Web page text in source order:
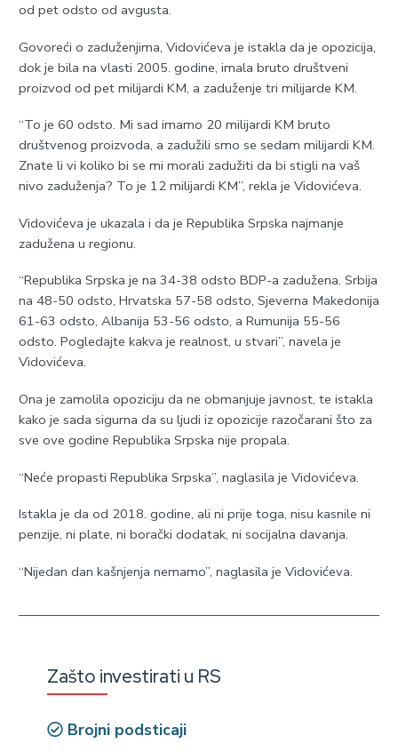
od pet odsto od avgusta.
Govoreći o zaduženjima, Vidovićeva je istakla da je opozicija,
dok je bila na vlasti 2005. godine, imala bruto društveni
proizvod od pet milijardi KM, a zaduženje tri milijarde KM.
“To je 60 odsto. Mi sad imamo 20 milijardi KM bruto
društvenog proizvoda, a zadužili smo se sedam milijardi KM.
Znate li vi koliko bi se mi morali zadužiti da bi stigli na vaš
nivo zaduženja? To je 12 milijardi KM”, rekla je Vidovićeva.
Vidovićeva je ukazala i da je Republika Srpska najmanje
zadužena u regionu.
“Republika Srpska je na 34-38 odsto BDP-a zadužena. Srbija
na 48-50 odsto, Hrvatska 57-58 odsto, Sjeverna Makedonija
61-63 odsto, Albanija 53-56 odsto, a Rumunija 55-56
odsto. Pogledajte kakva je realnost, u stvari”, navela je
Vidovićeva.
Ona je zamolila opoziciju da ne obmanjuje javnost, te istakla
kako je sada sigurna da su ljudi iz opozicije razočarani što za
sve ove godine Republika Srpska nije propala.
“Neće propasti Republika Srpska”, naglasila je Vidovićeva.
Istakla je da od 2018. godine, ali ni prije toga, nisu kasnile ni
penzije, ni plate, ni borački dodatak, ni socijalna davanja.
“Nijedan dan kašnjenja nemamo”, naglasila je Vidovićeva.
Zašto investirati u RS
Brojni podsticaji